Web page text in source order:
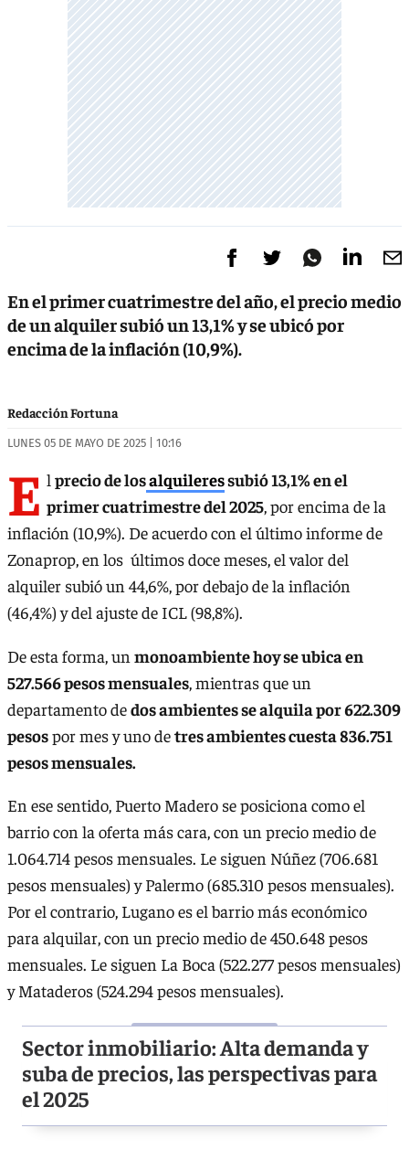
En el primer cuatrimestre del año, el precio medio
de un alquiler subió un 13,1% y se ubicó por
encima de la inflación (10,9%).
Redacción Fortuna
LUNES 05 DE MAYO DE 2025 | 10:16
E l precio de losalquileressubió 13,1% en el
primer cuatrimestre del 2025, por encima de la
inflación (10,9%). De acuerdo con el último informe de
Zonaprop, en los últimos doce meses, el valor del
alquiler subió un 44,6%, por debajo de la inflación
(46,4%) y del ajuste de ICL (98,8%).
De esta forma, un monoambiente hoy se ubica en
527.566 pesos mensuales, mientras que un
departamento dedos ambientes se alquila por 622.309
pesospor mes y uno detres ambientes cuesta 836.751
pesos mensuales.
En ese sentido, Puerto Madero se posiciona como el
barrio con la oferta más cara, con un precio medio de
1.064.714 pesos mensuales. Le siguen Núñez (706.681
pesos mensuales) y Palermo (685.310 pesos mensuales).
Por el contrario, Lugano es el barrio más económico
para alquilar, con un precio medio de 450.648 pesos
mensuales. Le siguen La Boca (522.277 pesos mensuales)
y Mataderos (524.294 pesos mensuales).
Sector inmobiliario: Alta demanda y
suba de precios, las perspectivas para
el 2025